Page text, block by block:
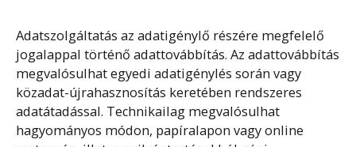
Adatszolgáltatás az adatigénylő részére megfelelő
jogalappal történő adattovábbítás. Az adattovábbítás
megvalósulhat egyedi adatigénylés során vagy
közadat-újrahasznosítás keretében rendszeres
adatátadással. Technikailag megvalósulhat
hagyományos módon, papíralapon vagy online